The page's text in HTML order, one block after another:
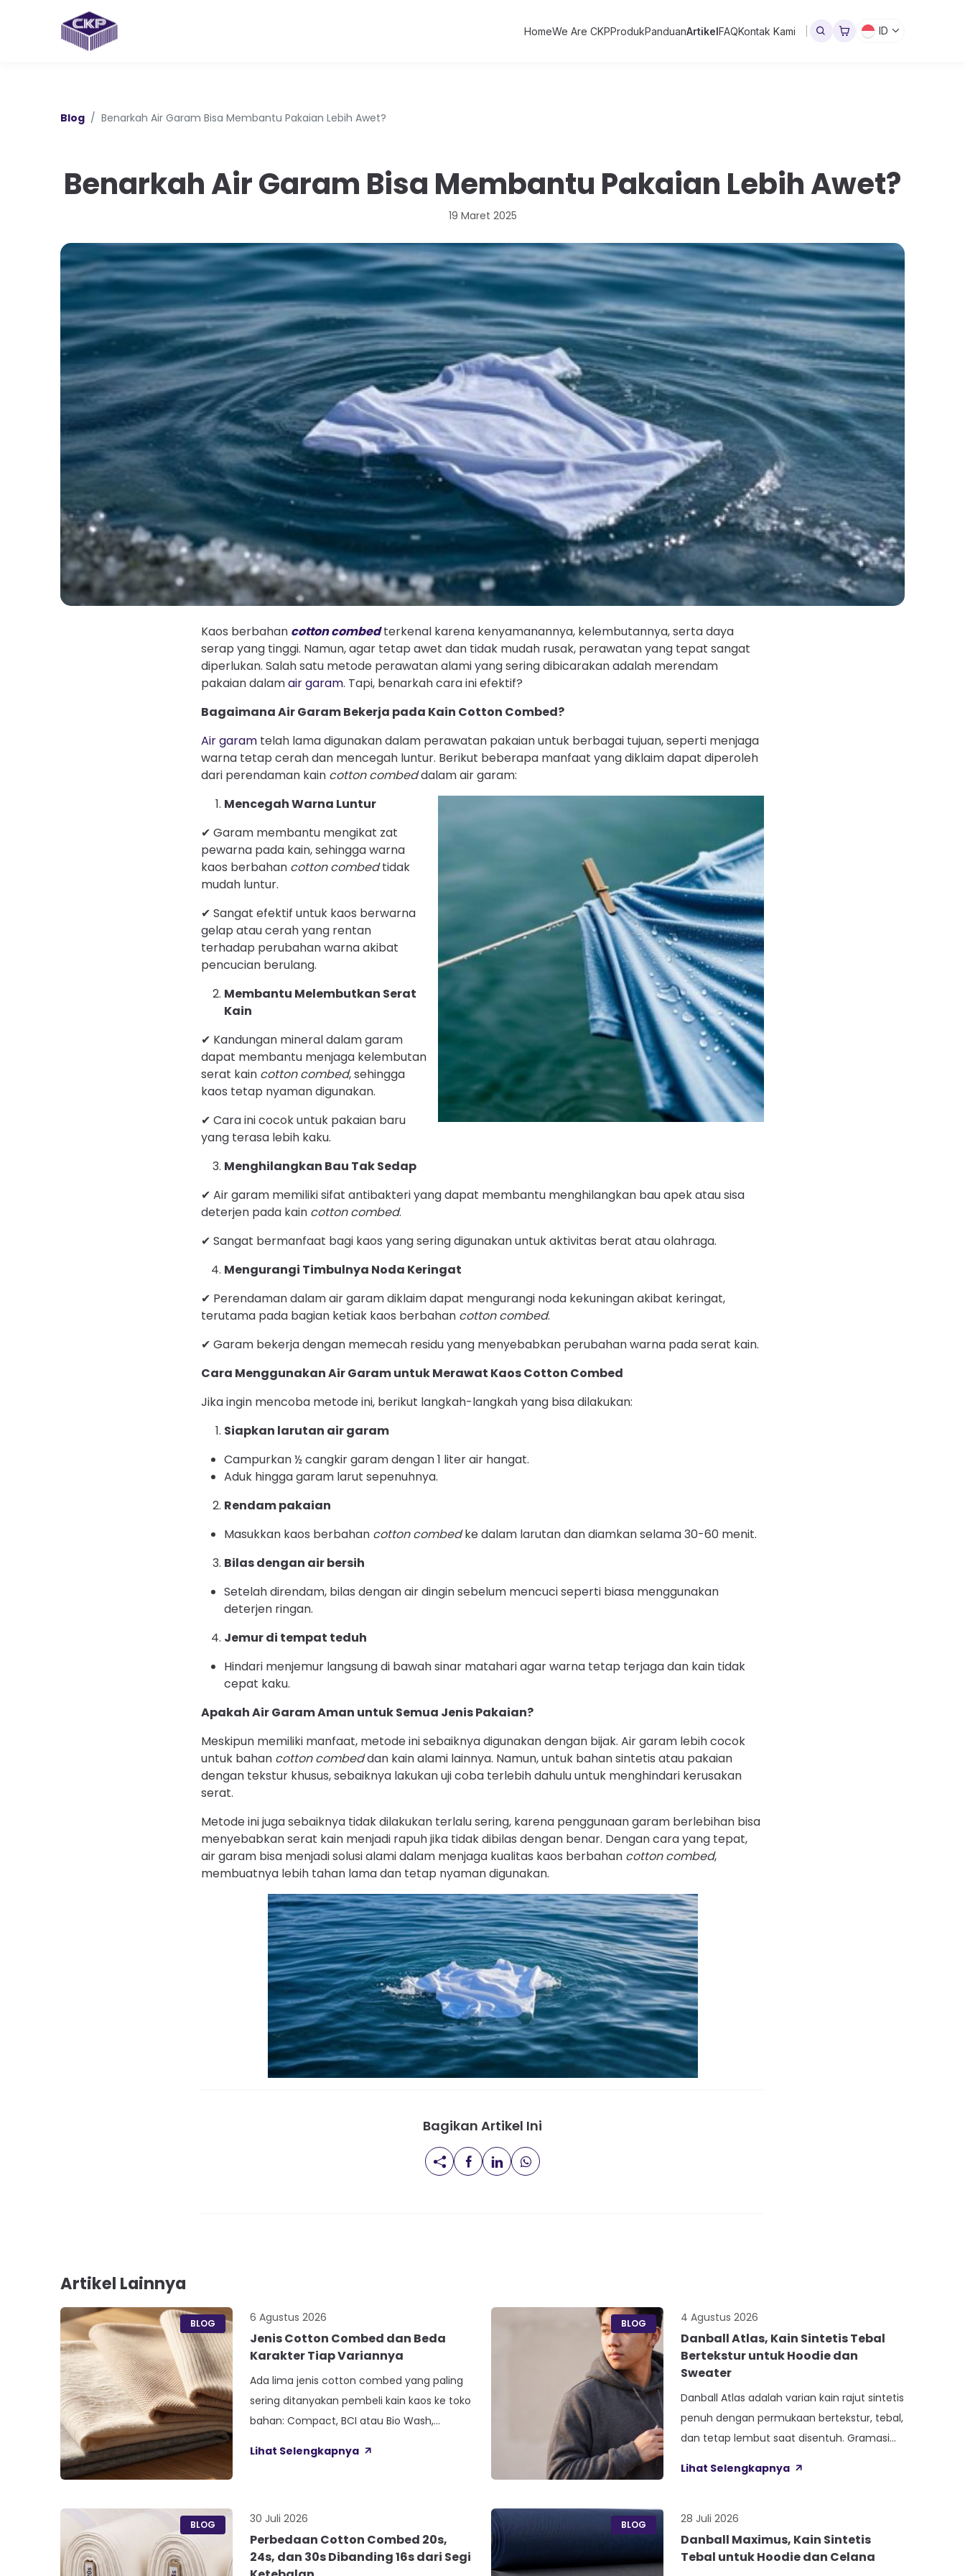
HomeWe Are CKPProdukPanduanArtikelFAQKontak Kami ID
Blog Benarkah Air Garam Bisa Membantu Pakaian Lebih Awet?
Benarkah Air Garam Bisa Membantu Pakaian Lebih Awet?
19 Maret 2025
Kaos berbahan cotton combedterkenal karena kenyamanannya, kelembutannya, serta daya
serap yang tinggi. Namun, agar tetap awet dan tidak mudah rusak, perawatan yang tepat sangat
diperlukan. Salah satu metode perawatan alami yang sering dibicarakan adalah merendam
pakaian dalamair garam. Tapi, benarkah cara ini efektif?
Bagaimana Air Garam Bekerja pada Kain Cotton Combed?
Air garam telah lama digunakan dalam perawatan pakaian untuk berbagai tujuan, seperti menjaga
warna tetap cerah dan mencegah luntur. Berikut beberapa manfaat yang diklaim dapat diperoleh
dari perendaman kain cotton combeddalam air garam:
Mencegah Warna Luntur
✔ Garam membantu mengikat zat
pewarna pada kain, sehingga warna
kaos berbahan cotton combedtidak
mudah luntur.
✔ Sangat efektif untuk kaos berwarna
gelap atau cerah yang rentan
terhadap perubahan warna akibat
pencucian berulang.
Membantu Melembutkan Serat
Kain
✔ Kandungan mineral dalam garam
dapat membantu menjaga kelembutan
serat kain cotton combed, sehingga
kaos tetap nyaman digunakan.
✔ Cara ini cocok untuk pakaian baru
yang terasa lebih kaku.
Menghilangkan Bau Tak Sedap
✔ Air garam memiliki sifat antibakteri yang dapat membantu menghilangkan bau apek atau sisa
deterjen pada kain cotton combed.
✔ Sangat bermanfaat bagi kaos yang sering digunakan untuk aktivitas berat atau olahraga.
Mengurangi Timbulnya Noda Keringat
✔ Perendaman dalam air garam diklaim dapat mengurangi noda kekuningan akibat keringat,
terutama pada bagian ketiak kaos berbahan cotton combed.
✔ Garam bekerja dengan memecah residu yang menyebabkan perubahan warna pada serat kain.
Cara Menggunakan Air Garam untuk Merawat Kaos Cotton Combed
Jika ingin mencoba metode ini, berikut langkah-langkah yang bisa dilakukan:
Siapkan larutan air garam
Campurkan ½ cangkir garam dengan 1 liter air hangat.
Aduk hingga garam larut sepenuhnya.
Rendam pakaian
Masukkan kaos berbahan cotton combedke dalam larutan dan diamkan selama 30-60 menit.
Bilas dengan air bersih
Setelah direndam, bilas dengan air dingin sebelum mencuci seperti biasa menggunakan
deterjen ringan.
Jemur di tempat teduh
Hindari menjemur langsung di bawah sinar matahari agar warna tetap terjaga dan kain tidak
cepat kaku.
Apakah Air Garam Aman untuk Semua Jenis Pakaian?
Meskipun memiliki manfaat, metode ini sebaiknya digunakan dengan bijak. Air garam lebih cocok
untuk bahan cotton combeddan kain alami lainnya. Namun, untuk bahan sintetis atau pakaian
dengan tekstur khusus, sebaiknya lakukan uji coba terlebih dahulu untuk menghindari kerusakan
serat.
Metode ini juga sebaiknya tidak dilakukan terlalu sering, karena penggunaan garam berlebihan bisa
menyebabkan serat kain menjadi rapuh jika tidak dibilas dengan benar. Dengan cara yang tepat,
air garam bisa menjadi solusi alami dalam menjaga kualitas kaos berbahan cotton combed,
membuatnya lebih tahan lama dan tetap nyaman digunakan.
Bagikan Artikel Ini
Artikel Lainnya
BLOG 6 Agustus 2026
Jenis Cotton Combed dan Beda
Karakter Tiap Variannya
Ada lima jenis cotton combed yang paling
sering ditanyakan pembeli kain kaos ke toko
bahan: Compact, BCI atau Bio Wash,
Terry. Kelima varian ini lahir dari beda proses
30s. Paham beda tiap jenis cotton combed
ini bikin […]
Lihat Selengkapnya
BLOG 4 Agustus 2026
Danball Atlas, Kain Sintetis Tebal
Bertekstur untuk Hoodie dan
Sweater
Danball Atlas adalah varian kain rajut sintetis
penuh dengan permukaan bertekstur, tebal,
dan tetap lembut saat disentuh. Gramasi
ditambah empat perlakuan Cool Touch,
Kusut, membuat kain ini pas untuk hoodie,
sweater, dan celana yang butuh jatuhan
tegas. Nama Atlas boleh jadi belum […]
Lihat Selengkapnya
BLOG 30 Juli 2026
Perbedaan Cotton Combed 20s,
24s, dan 30s Dibanding 16s dari Segi
BLOG 28 Juli 2026
Danball Maximus, Kain Sintetis
Tebal untuk Hoodie dan Celana